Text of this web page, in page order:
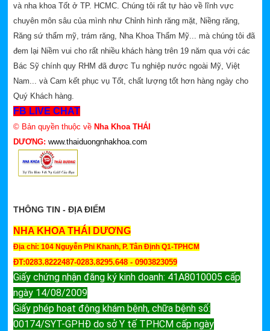
và nha khoa Tốt ở TP. HCMC. Chúng tôi rất tự hào về lĩnh vực
chuyên môn sâu của mình như Chỉnh hình răng mặt, Niềng răng,
Răng sứ thẩm mỹ, trám răng, Nha Khoa Thẩm Mỹ... mà chúng tôi đã
đem lại Niềm vui cho rất nhiều khách hàng trên 19 năm qua với các
Bác Sỹ chính quy RHM đã được Tu nghiệp nước ngoài Mỹ, Việt
Nam... và Cam kết phục vụ Tốt, chất lượng tốt hơn hàng ngày cho
Quý Khách hàng.
FB LIVE CHAT
© Bản quyền thuộc về Nha Khoa THÁI
DƯƠNG: www.thaiduongnhakhoa.com
THÔNG TIN - ĐỊA ĐIỂM
NHA KHOA THÁI DƯƠNG
Địa chỉ: 104 Nguyễn Phi Khanh, P. Tân Định Q1-TPHCM
ĐT:0283.8222487-0283.8295.648 - 0903823059
Giấy chứng nhận đăng ký kinh doanh: 41A8010005 cấp
ngày 14/08/2009
Giấy phép hoạt động khám bệnh, chữa bệnh số:
00174/SYT-GPHĐ do sở Y tế TPHCM cấp ngày